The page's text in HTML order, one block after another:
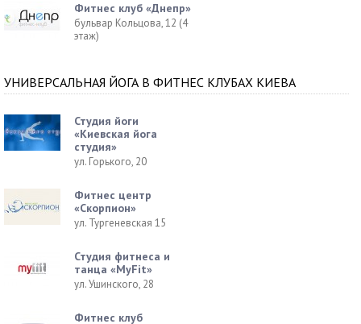
Фитнес клуб «Днепр»
бульвар Кольцова, 12 (4
этаж)
УНИВЕРСАЛЬНАЯ ЙОГА В ФИТНЕС КЛУБАХ КИЕВА
Студия йоги
«Киевская йога
студия»
ул. Горького, 20
Фитнес центр
«Скорпион»
ул. Тургеневская 15
Студия фитнеса и
танца «MyFit»
ул. Ушинского, 28
Фитнес клуб